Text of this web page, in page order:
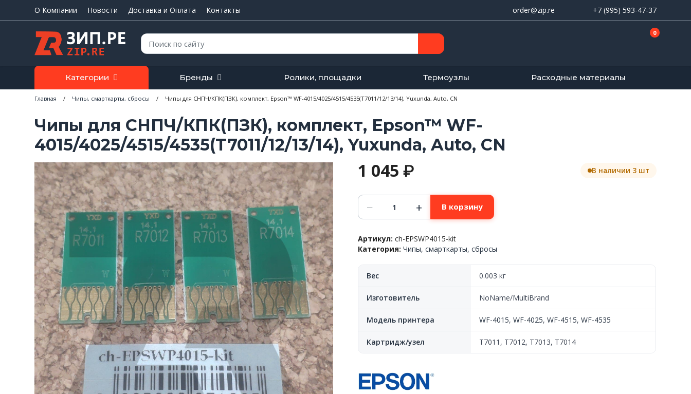
О Компании Новости Доставка и Оплата Контакты order@zip.re +7 (995) 593-47-37
Поиск: 0
Категории Бренды Ролики, площадки Термоузлы Расходные материалы
Главная / Чипы, смарткарты, сбросы / Чипы для СНПЧ/КПК(ПЗК), комплект, Epson™ WF-4015/4025/4515/4535(T7011/12/13/14), Yuxunda, Auto, CN
Чипы для СНПЧ/КПК(ПЗК), комплект, Epson™ WF-
4015/4025/4515/4535(T7011/12/13/14), Yuxunda, Auto, CN
1 045₽ В наличии 3 шт
Количество
товара
Чипы
СНПЧ/
КПК(ПЗК),
Epson™
WF-
Yuxunda,
CN
− + В корзину
Артикул:ch-EPSWP4015-kit
Категория:Чипы, смарткарты, сбросы
Вес 0.003 кг
Изготовитель NoName/MultiBrand
Модель принтера WF-4015,WF-4025,WF-4515,WF-4535
Картридж/узел T7011, T7012, T7013, T7014